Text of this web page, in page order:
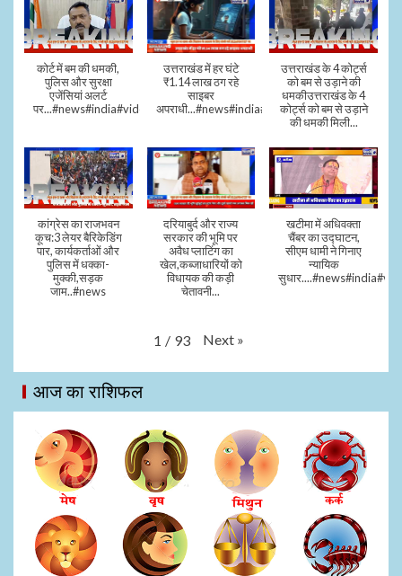
कोर्ट में बम की धमकी,
पुलिस और सुरक्षा
एजेंसियां अलर्ट
पर...#news#india#video#viral
उत्तराखंड में हर घंटे
₹1.14 लाख ठग रहे
साइबर
अपराधी...#news#india#video#viral
उत्तराखंड के 4 कोर्ट्स
को बम से उड़ाने की
धमकीउत्तराखंड के 4
कोर्ट्स को बम से उड़ाने
की धमकी मिली...
कांग्रेस का राजभवन
कूच:3 लेयर बैरिकेडिंग
पार, कार्यकर्ताओं और
पुलिस में धक्का-
मुक्की,सड़क
जाम..#news
दरियाबुर्द और राज्य
सरकार की भूमि पर
अवैध प्लाटिंग का
खेल,कब्जाधारियों को
विधायक की कड़ी
चेतावनी...
खटीमा में अधिवक्ता
चैंबर का उद्घाटन,
सीएम धामी ने गिनाए
न्यायिक
1 / 93 Next »
आज का राशिफल